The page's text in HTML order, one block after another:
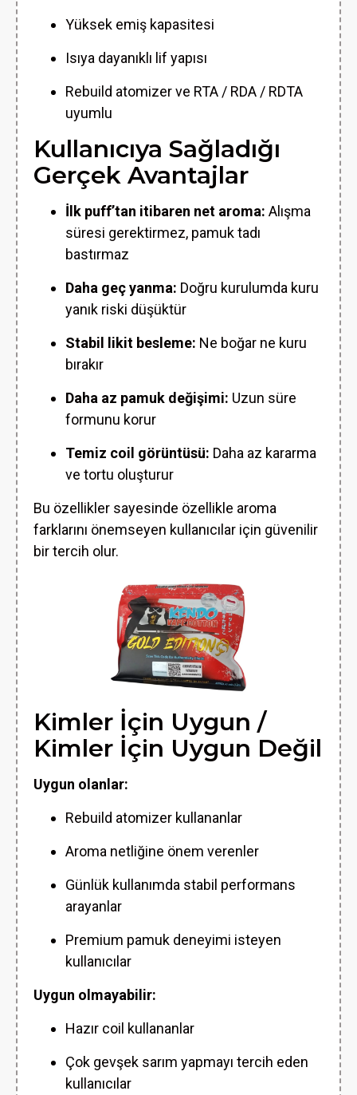
Yüksek emiş kapasitesi
Isıya dayanıklı lif yapısı
Rebuild atomizer ve RTA / RDA / RDTA
uyumlu
Kullanıcıya Sağladığı
Gerçek Avantajlar
İlk puff’tan itibaren net aroma: Alışma
süresi gerektirmez, pamuk tadı
bastırmaz
Daha geç yanma: Doğru kurulumda kuru
yanık riski düşüktür
Stabil likit besleme: Ne boğar ne kuru
bırakır
Daha az pamuk değişimi: Uzun süre
formunu korur
Temiz coil görüntüsü: Daha az kararma
ve tortu oluşturur
Bu özellikler sayesinde özellikle aroma
farklarını önemseyen kullanıcılar için güvenilir
bir tercih olur.
Kimler İçin Uygun /
Kimler İçin Uygun Değil
Uygun olanlar:
Rebuild atomizer kullananlar
Aroma netliğine önem verenler
Günlük kullanımda stabil performans
arayanlar
Premium pamuk deneyimi isteyen
kullanıcılar
Uygun olmayabilir:
Hazır coil kullananlar
Çok gevşek sarım yapmayı tercih eden
kullanıcılar